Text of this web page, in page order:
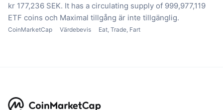
kr 177,236 SEK. It has a circulating supply of 999,977,119
ETF coins och Maximal tillgång är inte tillgänglig.
CoinMarketCap Värdebevis Eat, Trade, Fart